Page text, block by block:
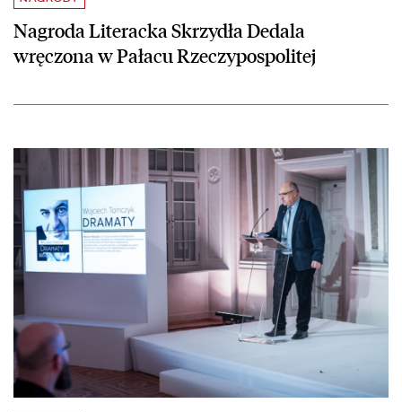
Nagroda Literacka Skrzydła Dedala
wręczona w Pałacu Rzeczypospolitej
czytaj więcej o Nagroda Literacka Skrzydła Dedala 2018 dla